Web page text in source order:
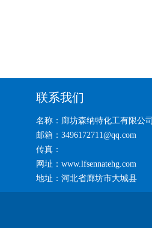
联系我们
名称：廊坊森纳特化工有限公司
邮箱：3496172711@qq.com
传真：
网址：www.lfsennatehg.com
地址：河北省廊坊市大城县